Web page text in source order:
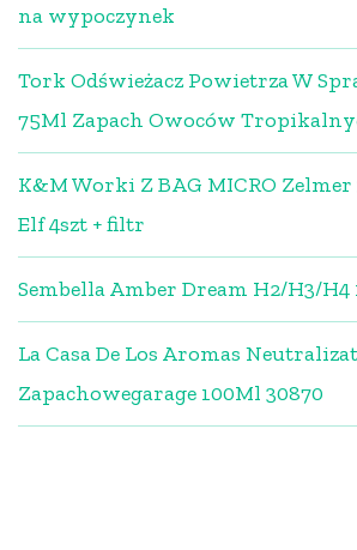
na wypoczynek
Tork Odświeżacz Powietrza W
75Ml Zapach Owoców
K&M Worki Z BAG MICRO Zelmer
Elf 4szt + filtr
Sembella Amber Dream H2/H3/H4
La Casa De Los Aromas
Zapachowegarage 100Ml 30870